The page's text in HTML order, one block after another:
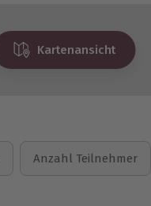
Kartenansicht
Anzahl Teilnehmer